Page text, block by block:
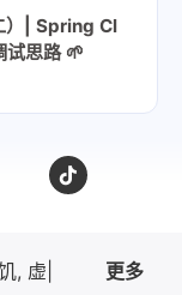
）| Spring Cl
思路 🌱️
更多